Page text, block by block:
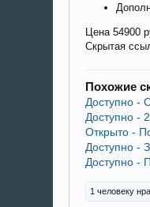
Цена 54900
Скрытая
Похожие
Доступно -
Доступно -
Открыто -
Доступно -
Доступно -
1 человеку